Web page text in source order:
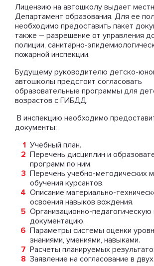
Лицензию на автошколу выдает
Департамент образования. Для ее
необходимо предоставить пакет
также – разрешение от управления
полиции, санитарно-
пожарной инспекции.
Будущему руководителю детско-
автошколы предстоит согласовать
образовательные программы для
возрастов с ГИБДД.
В инспекцию необходимо
документы:
Учебный план.
Перечень дисциплин и
программ по ним.
Перечень учебно-методических
обучения курсантов.
Описание материально-
освоения навыков вождения.
Организационно-
документацию.
Параметры системы оценки
знаниями, умениями, навыками.
Расчеты планируемых
Заявление на согласование в